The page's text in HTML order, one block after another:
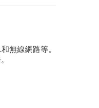
無線網路等。